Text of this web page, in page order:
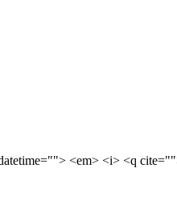
<em> <i> <q